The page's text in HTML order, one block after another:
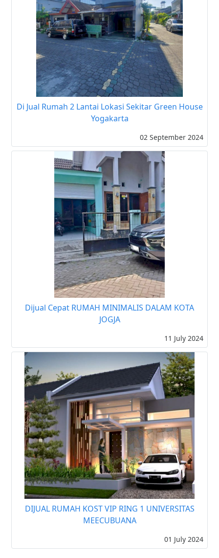
Di Jual Rumah 2 Lantai Lokasi Sekitar Green House
Yogakarta
02 September 2024
Dijual Cepat RUMAH MINIMALIS DALAM KOTA
JOGJA
11 July 2024
DIJUAL RUMAH KOST VIP RING 1 UNIVERSITAS
MEECUBUANA
01 July 2024